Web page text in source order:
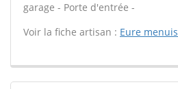
garage - Porte d'entrée -
Voir la fiche artisan : Eure